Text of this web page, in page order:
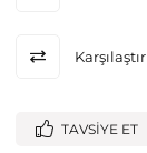
Karşılaştır
TAVSIYE ET